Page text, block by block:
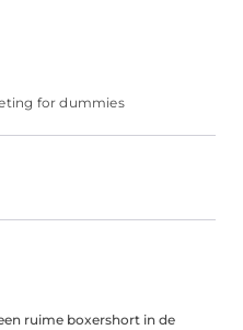
for dummies
ruime boxershort in de